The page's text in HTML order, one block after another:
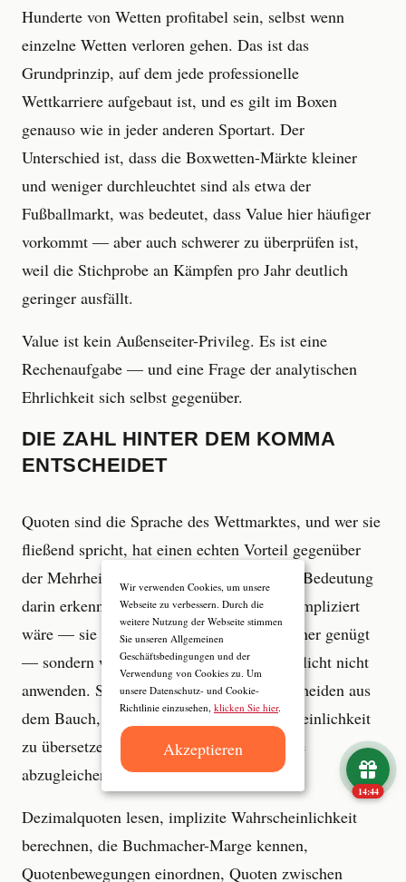
Hunderte von Wetten profitabel sein, selbst wenn
einzelne Wetten verloren gehen. Das ist das
Grundprinzip, auf dem jede professionelle
Wettkarriere aufgebaut ist, und es gilt im Boxen
genauso wie in jeder anderen Sportart. Der
Unterschied ist, dass die Boxwetten-Märkte kleiner
und weniger durchleuchtet sind als etwa der
Fußballmarkt, was bedeutet, dass Value hier häufiger
vorkommt — aber auch schwerer zu überprüfen ist,
weil die Stichprobe an Kämpfen pro Jahr deutlich
geringer ausfällt.
Value ist kein Außenseiter-Privileg. Es ist eine
Rechenaufgabe — und eine Frage der analytischen
Ehrlichkeit sich selbst gegenüber.
DIE ZAHL HINTER DEM KOMMA
ENTSCHEIDET
Quoten sind die Sprache des Wettmarktes, und wer sie
fließend spricht, hat einen echten Vorteil gegenüber
der Mehrheit, die Zahlen sieht, aber keine Bedeutung
darin erkennt. Nicht weil die Rechnung kompliziert
wäre — sie ist es nicht, jeder Taschenrechner genügt
— sondern weil die meisten Wetter sie schlicht nicht
anwenden. Sie sehen eine Quote und entscheiden aus
dem Bauch, statt die Zahl in eine Wahrscheinlichkeit
zu übersetzen und mit der eigenen Analyse
abzugleichen.
Dezimalquoten lesen, implizite Wahrscheinlichkeit
berechnen, die Buchmacher-Marge kennen,
Quotenbewegungen einordnen, Quoten zwischen
Wir verwenden Cookies, um unsere
Webseite zu verbessern. Durch die
weitere Nutzung der Webseite stimmen
Sie unseren Allgemeinen
Geschäftsbedingungen und der
Verwendung von Cookies zu. Um
unsere Datenschutz- und Cookie-
Richtlinie einzusehen, klicken Sie hier.
Akzeptieren
14:43